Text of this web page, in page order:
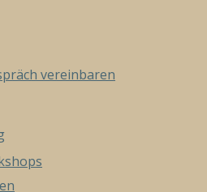
vereinbaren